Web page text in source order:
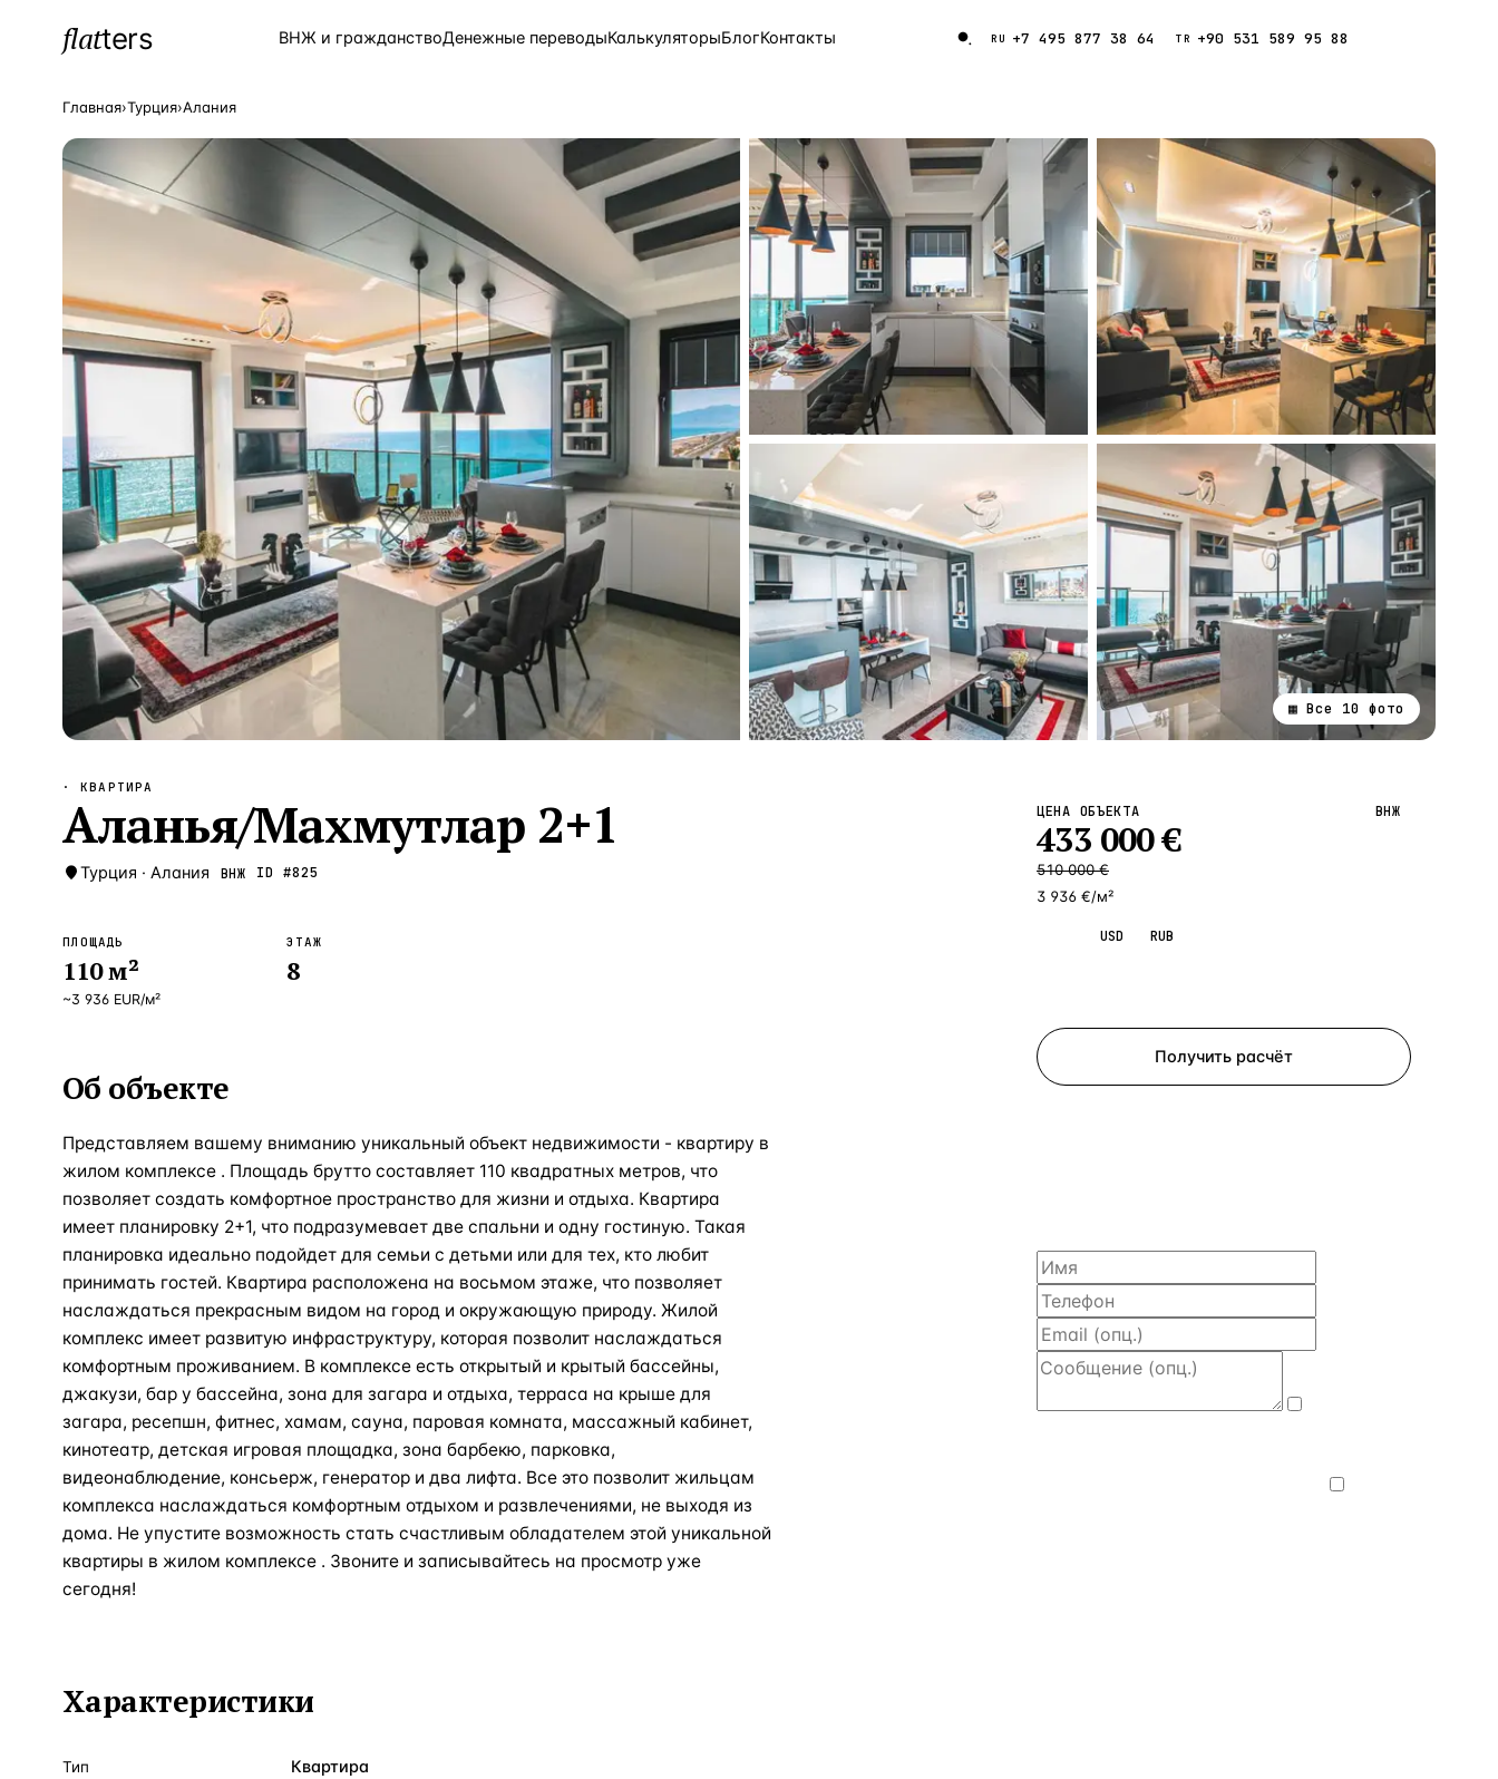
flatters ВНЖ и гражданствоДенежные переводыКалькуляторыБлогКонтакты RU +7 495 877 38 64 TR +90 531 589 95 88
ПОПУЛЯРНЫЕ НАПРАВЛЕНИЯ
—Страна 9 143 объекта
8 554 объекта
Испания 5 430 объектов
Кипр —Страна 3 906 объектов
Таиланд Страна 2 948 объектов
Греция 2 797 объектов
Сочи —Локация Россия · 3 920
Алания —Локация Турция · 2 556
Бангкок —Локация
Новороссийск —Локация Россия · 2 106
Стамбул —Локация Турция · 2 092
Анталия —Локация
ЧАСТО ИЩУТ
Турция Россия Испания
Таиланд
Греция
Главная›Турция›Алания
▦ Все 10 фото
· КВАРТИРА
Аланья/Махмутлар 2+1
Турция · Алания ВНЖ ID #825
ПЛОЩАДЬ
110м²
~3 936 EUR/м²
ЭТАЖ
8
Об объекте
Представляем вашему вниманию уникальный объект недвижимости - квартиру в
жилом комплексе . Площадь брутто составляет 110 квадратных метров, что
позволяет создать комфортное пространство для жизни и отдыха. Квартира
имеет планировку 2+1, что подразумевает две спальни и одну гостиную. Такая
планировка идеально подойдет для семьи с детьми или для тех, кто любит
принимать гостей. Квартира расположена на восьмом этаже, что позволяет
наслаждаться прекрасным видом на город и окружающую природу. Жилой
комплекс имеет развитую инфраструктуру, которая позволит наслаждаться
комфортным проживанием. В комплексе есть открытый и крытый бассейны,
джакузи, бар у бассейна, зона для загара и отдыха, терраса на крыше для
загара, ресепшн, фитнес, хамам, сауна, паровая комната, массажный кабинет,
кинотеатр, детская игровая площадка, зона барбекю, парковка,
видеонаблюдение, консьерж, генератор и два лифта. Все это позволит жильцам
комплекса наслаждаться комфортным отдыхом и развлечениями, не выходя из
дома. Не упустите возможность стать счастливым обладателем этой уникальной
квартиры в жилом комплексе . Звоните и записывайтесь на просмотр уже
сегодня!
Характеристики
Тип Квартира
ЦЕНА ОБЪЕКТА
433 000€
510 000 €
3 936 €/м²
ВНЖ
USD RUB
Получить расчёт